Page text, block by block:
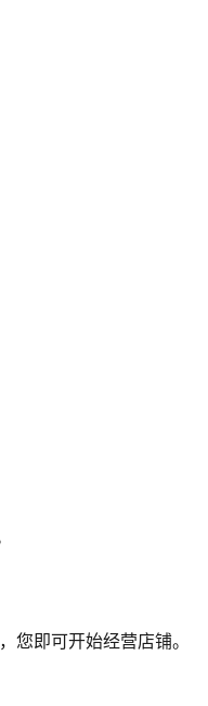
您即可开始经营店铺。